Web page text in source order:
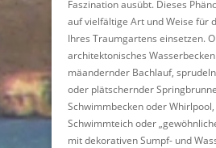
Faszination ausübt. Dieses
auf vielfältige Art und Weise für
Ihres Traumgartens einsetzen.
architektonisches
mäandernder Bachlauf,
oder plätschernder
Schwimmbecken oder
Schwimmteich oder
mit dekorativen Sumpf- und